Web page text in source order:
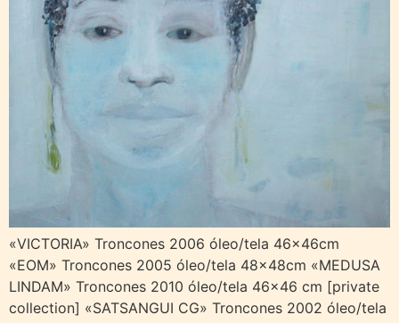
«VICTORIA» Troncones 2006 óleo/tela 46x46cm
«EOM» Troncones 2005 óleo/tela 48x48cm «MEDUSA
LINDAM» Troncones 2010 óleo/tela 46×46 cm [private
collection] «SATSANGUI CG» Troncones 2002 óleo/tela